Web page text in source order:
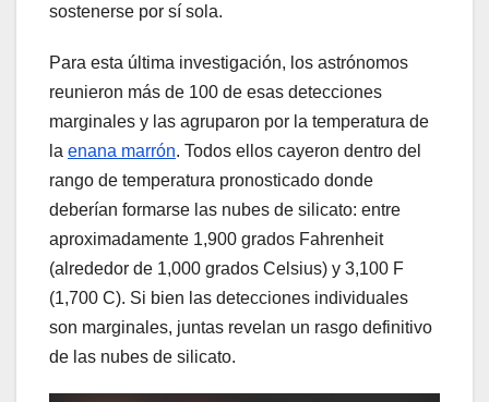
sostenerse por sí sola.
Para esta última investigación, los astrónomos
reunieron más de 100 de esas detecciones
marginales y las agruparon por la temperatura de
la enana marrón. Todos ellos cayeron dentro del
rango de temperatura pronosticado donde
deberían formarse las nubes de silicato: entre
aproximadamente 1,900 grados Fahrenheit
(alrededor de 1,000 grados Celsius) y 3,100 F
(1,700 C). Si bien las detecciones individuales
son marginales, juntas revelan un rasgo definitivo
de las nubes de silicato.